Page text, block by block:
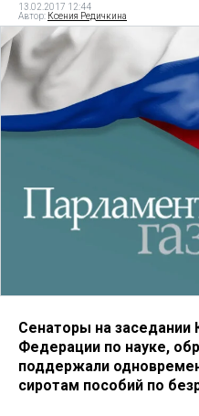
13.02.2017 12:44
Автор: Ксения Редичкина
Сенаторы на заседании
Федерации по науке,
поддержали
сиротам пособий по